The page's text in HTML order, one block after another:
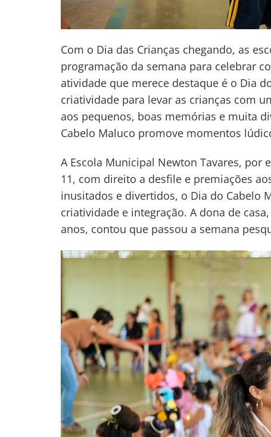
Com o Dia das Crianças chegando, as
programação da semana para celebrar
atividade que merece destaque é o Dia
criatividade para levar as crianças com
aos pequenos, boas memórias e muita
Cabelo Maluco promove momentos
A Escola Municipal Newton Tavares, por
11, com direito a desfile e premiações
inusitados e divertidos, o Dia do Cabelo
criatividade e integração. A dona de
anos, contou que passou a semana